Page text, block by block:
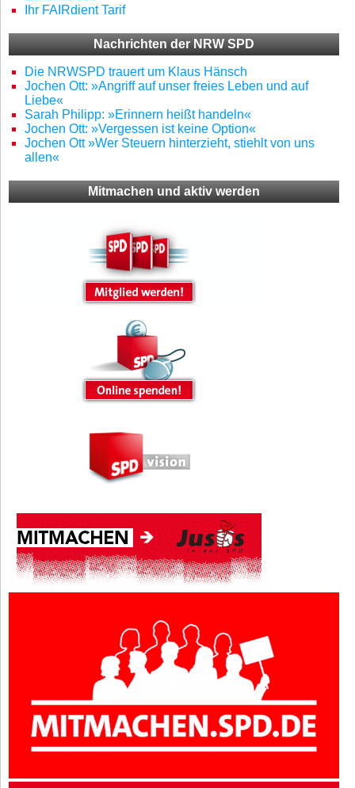
Ihr FAIRdient Tarif
Nachrichten der NRW SPD
Die NRWSPD trauert um Klaus Hänsch
Jochen Ott: »Angriff auf unser freies Leben und auf
Liebe«
Sarah Philipp: »Erinnern heißt handeln«
Jochen Ott: »Vergessen ist keine Option«
Jochen Ott »Wer Steuern hinterzieht, stiehlt von uns
allen«
Mitmachen und aktiv werden